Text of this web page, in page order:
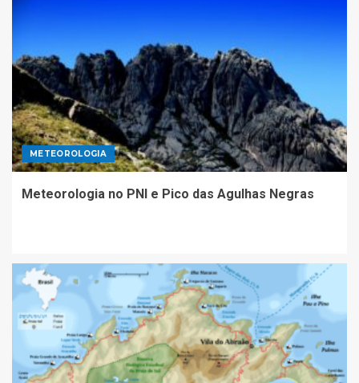
METEOROLOGIA
Meteorologia no PNI e Pico das Agulhas Negras